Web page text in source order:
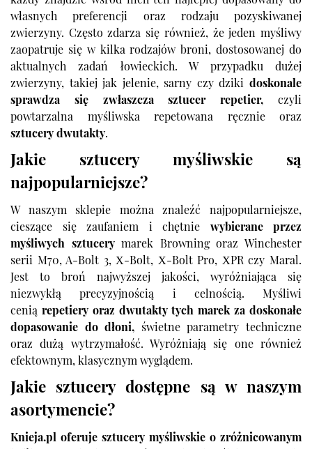
własnych preferencji oraz rodzaju pozyskiwanej
zwierzyny. Często zdarza się również, że jeden myśliwy
zaopatruje się w kilka rodzajów broni, dostosowanej do
aktualnych zadań łowieckich. W przypadku dużej
zwierzyny, takiej jak jelenie, sarny czy dziki doskonale
sprawdza się zwłaszcza sztucer repetier, czyli
powtarzalna myśliwska repetowana ręcznie oraz
sztucery dwutakty.
Jakie sztucery myśliwskie są
najpopularniejsze?
W naszym sklepie można znaleźć najpopularniejsze,
cieszące się zaufaniem i chętnie wybierane przez
myśliwych sztucerymarek Browningoraz Winchester
serii M70, A-Bolt 3, X-Bolt, X-Bolt Pro, XPR czy Maral.
Jest to broń najwyższej jakości, wyróżniająca się
niezwykłą precyzyjnością i celnością. Myśliwi
cenią repetiery oraz dwutakty tych marek za doskonałe
dopasowanie do dłoni, świetne parametry techniczne
oraz dużą wytrzymałość. Wyróżniają się one również
efektownym, klasycznym wyglądem.
Jakie sztucery dostępne są w naszym
asortymencie?
Knieja.pl oferuje sztucery myśliwskie o zróżnicowanym